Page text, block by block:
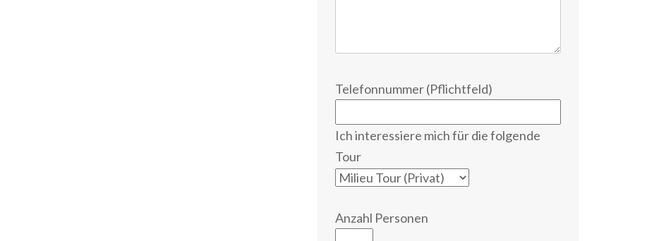
Telefonnummer (Pflichtfeld)
Ich interessiere mich für die folgende
Tour
Anzahl Personen